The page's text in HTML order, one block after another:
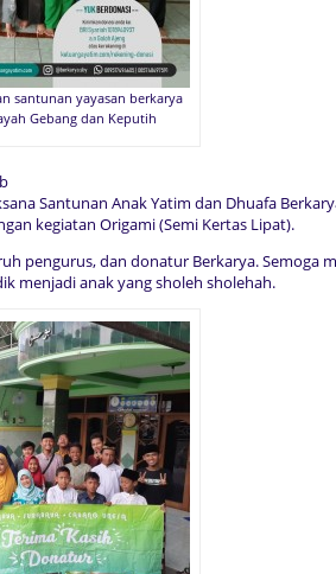
santunan yayasan berkarya
Gebang dan Keputih
Santunan Anak Yatim dan Dhuafa
kegiatan Origami (Semi Kertas Lipat).
pengurus, dan donatur Berkarya. Semoga
menjadi anak yang sholeh sholehah.